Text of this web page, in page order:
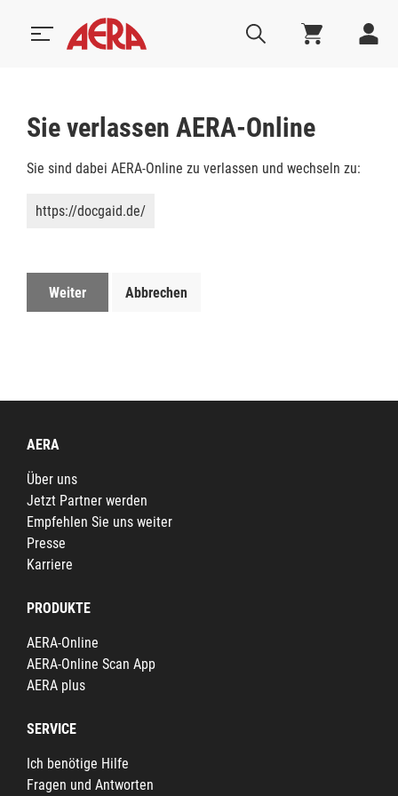
Sie verlassen AERA-Online
Sie sind dabei AERA-Online zu verlassen und wechseln zu:
https://docgaid.de/
Weiter Abbrechen
AERA
Über uns
Jetzt Partner werden
Empfehlen Sie uns weiter
Presse
Karriere
PRODUKTE
AERA-Online
AERA-Online Scan App
AERA plus
SERVICE
Ich benötige Hilfe
Fragen und Antworten